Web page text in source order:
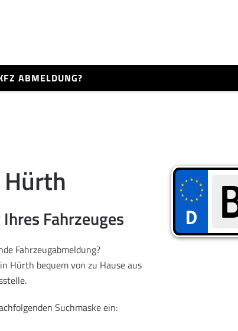
ABMELDUNG?
Fahrzeuges
Fahrzeugabmeldung?
Hürth bequem von zu Hause aus
Suchmaske ein: